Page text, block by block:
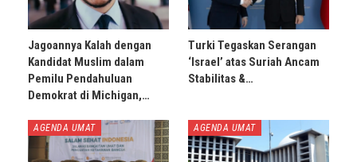
Jagoannya Kalah dengan
Kandidat Muslim dalam
Pemilu Pendahuluan
Demokrat di Michigan,…
Turki Tegaskan Serangan
‘Israel’ atas Suriah Ancam
Stabilitas &…
AGENDA UMAT AGENDA UMAT